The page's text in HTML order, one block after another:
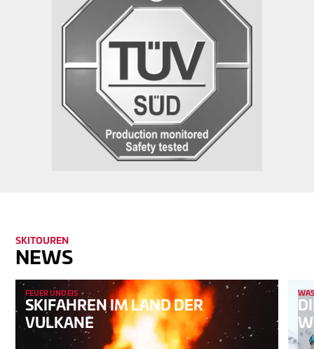
SKITOUREN
NEWS
FEUER UND EIS
SKIFAHREN IM LAND DER
VULKANE